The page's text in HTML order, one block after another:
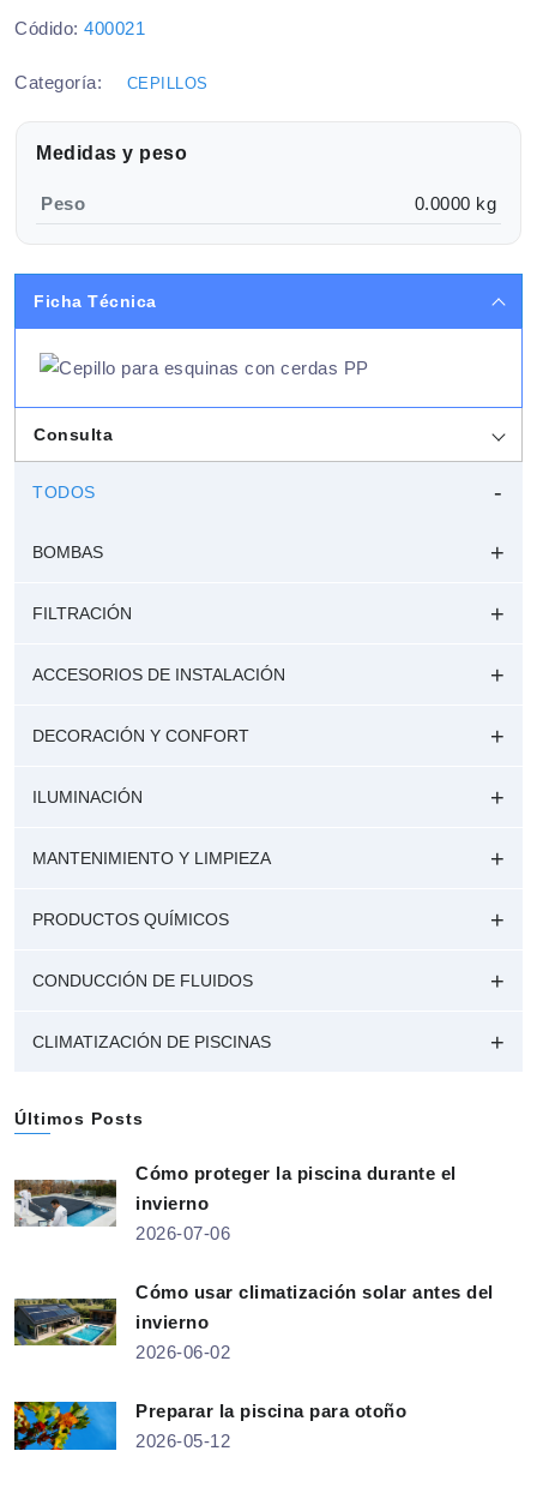
Códido: 400021
Categoría: CEPILLOS
Medidas y peso
Peso 0.0000 kg
Ficha Técnica
Consulta
TODOS
BOMBAS
FILTRACIÓN
ACCESORIOS DE INSTALACIÓN
DECORACIÓN Y CONFORT
ILUMINACIÓN
MANTENIMIENTO Y LIMPIEZA
PRODUCTOS QUÍMICOS
CONDUCCIÓN DE FLUIDOS
CLIMATIZACIÓN DE PISCINAS
Últimos Posts
Cómo proteger la piscina durante el
invierno
2026-07-06
Cómo usar climatización solar antes del
invierno
2026-06-02
Preparar la piscina para otoño
2026-05-12